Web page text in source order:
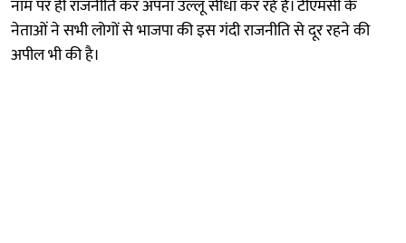
नाम पर ही राजनीति कर अपना उल्लू सीधा कर रहे हैं। टीएमसी के
नेताओं ने सभी लोगों से भाजपा की इस गंदी राजनीति से दूर रहने की
अपील भी की है।